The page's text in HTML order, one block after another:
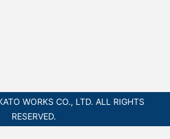
WORKS CO., LTD. ALL RIGHTS
RESERVED.